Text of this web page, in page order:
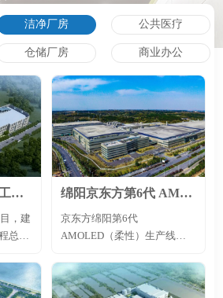
洁净厂房 公共医疗
仓储厂房 商业办公
深圳方正集成电路工业园
，建
总造
局有
绵阳京东方第6代 AMOLED（柔性）生产线项目
京东方绵阳第6代
AMOLED（柔性）生产线项
465亿元，是绵阳单体投资最
大的项目。京东方绵阳第6代